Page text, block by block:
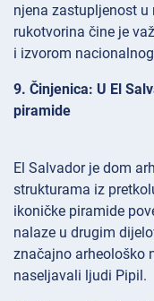
njena zastupljenost
rukotvorina čine je
i izvorom
9. Činjenica: U El
piramide
El Salvador je dom
strukturama iz
ikoničke piramide
nalaze u drugim
značajno arheološko
naseljavali ljudi Pipil.